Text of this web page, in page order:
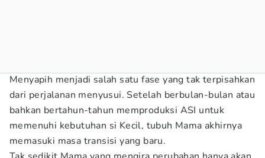
Menyapih menjadi salah satu fase yang tak terpisahkan
dari perjalanan menyusui. Setelah berbulan-bulan atau
bahkan bertahun-tahun memproduksi ASI untuk
memenuhi kebutuhan si Kecil, tubuh Mama akhirnya
memasuki masa transisi yang baru.